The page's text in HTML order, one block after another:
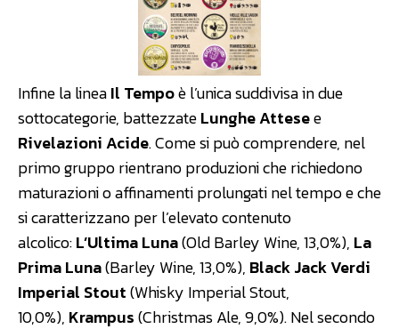
Infine la lineaIl Tempoè l’unica suddivisa in due
sottocategorie, battezzateLunghe Attesee
Rivelazioni Acide. Come si può comprendere, nel
primo gruppo rientrano produzioni che richiedono
maturazioni o affinamenti prolungati nel tempo e che
si caratterizzano per l’elevato contenuto
alcolico:L’Ultima Luna(Old Barley Wine, 13,0%), La
Prima Luna(Barley Wine, 13,0%), Black Jack Verdi
Imperial Stout(Whisky Imperial Stout,
10,0%), Krampus(Christmas Ale, 9,0%). Nel secondo